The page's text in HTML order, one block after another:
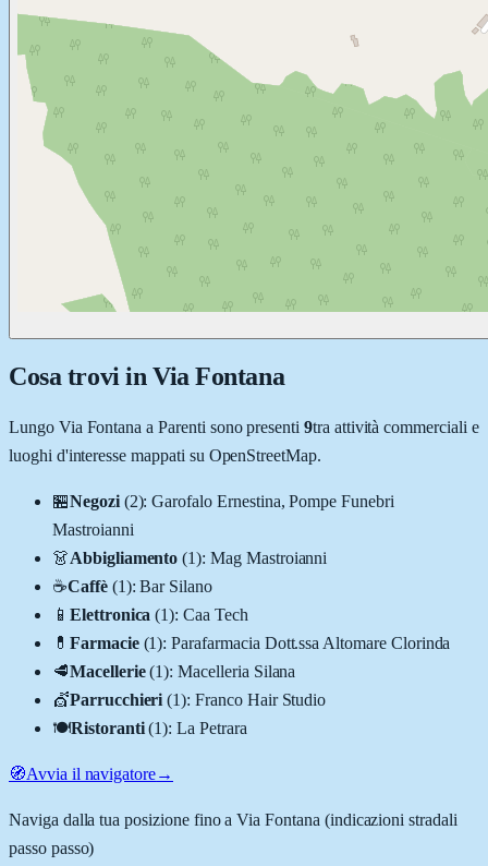
Cosa trovi in Via Fontana
Lungo Via Fontana aParenti sono presenti 9tra attività commerciali e
luoghi d'interesse mappati su OpenStreetMap.
🏪Negozi (2):Garofalo Ernestina, Pompe Funebri
Mastroianni
👗Abbigliamento (1):Mag Mastroianni
☕Caffè (1):Bar Silano
📱 Elettronica (1):Caa Tech
💊 Farmacie (1):Parafarmacia Dott.ssa Altomare Clorinda
🥩Macellerie (1):Macelleria Silana
💇Parrucchieri (1):Franco Hair Studio
🍽️Ristoranti (1):La Petrara
🧭Avvia il navigatore→
Naviga dalla tua posizione fino aVia Fontana (indicazioni stradali
passo passo)